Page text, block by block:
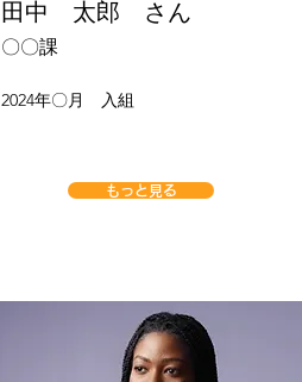
田中 太郎 さん
〇〇課
2024年〇月 入組
もっと見る